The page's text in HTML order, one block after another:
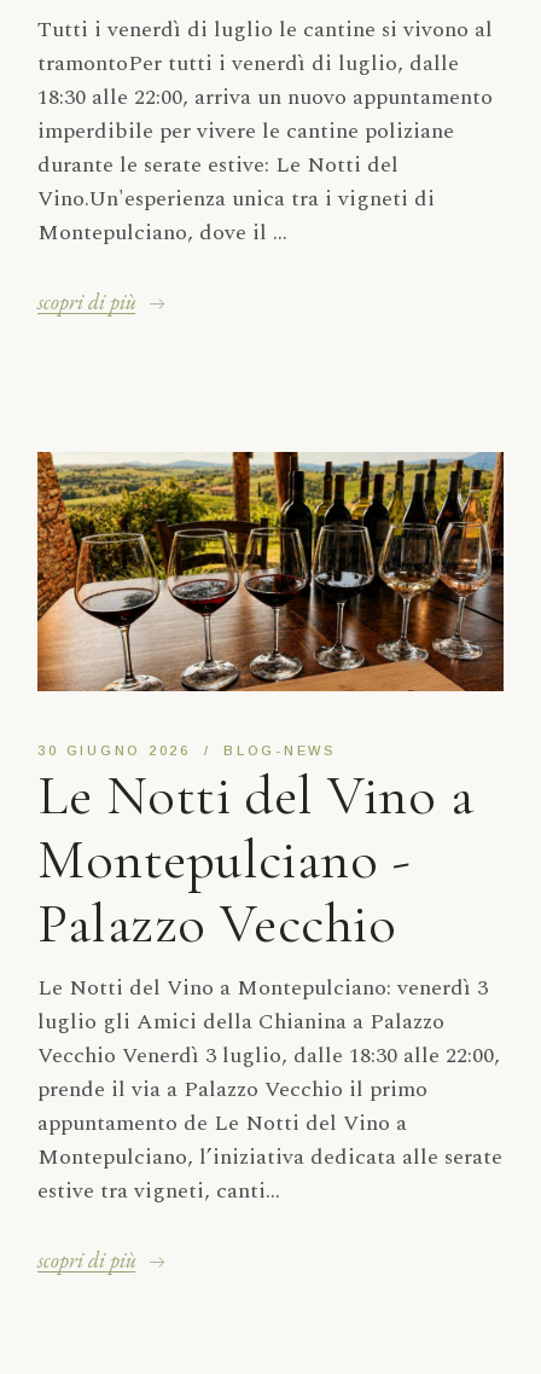
Tutti i venerdì di luglio le cantine si vivono al
tramontoPer tutti i venerdì di luglio, dalle
18:30 alle 22:00, arriva un nuovo appuntamento
imperdibile per vivere le cantine poliziane
durante le serate estive: Le Notti del
Vino.Un'esperienza unica tra i vigneti di
Montepulciano, dove il ...
scopri di più
30 GIUGNO 2026 BLOG-NEWS
Le Notti del Vino a
Montepulciano -
Palazzo Vecchio
Le Notti del Vino a Montepulciano: venerdì 3
luglio gli Amici della Chianina a Palazzo
Vecchio Venerdì 3 luglio, dalle 18:30 alle 22:00,
prende il via a Palazzo Vecchio il primo
appuntamento de Le Notti del Vino a
Montepulciano, l’iniziativa dedicata alle serate
estive tra vigneti, canti...
scopri di più